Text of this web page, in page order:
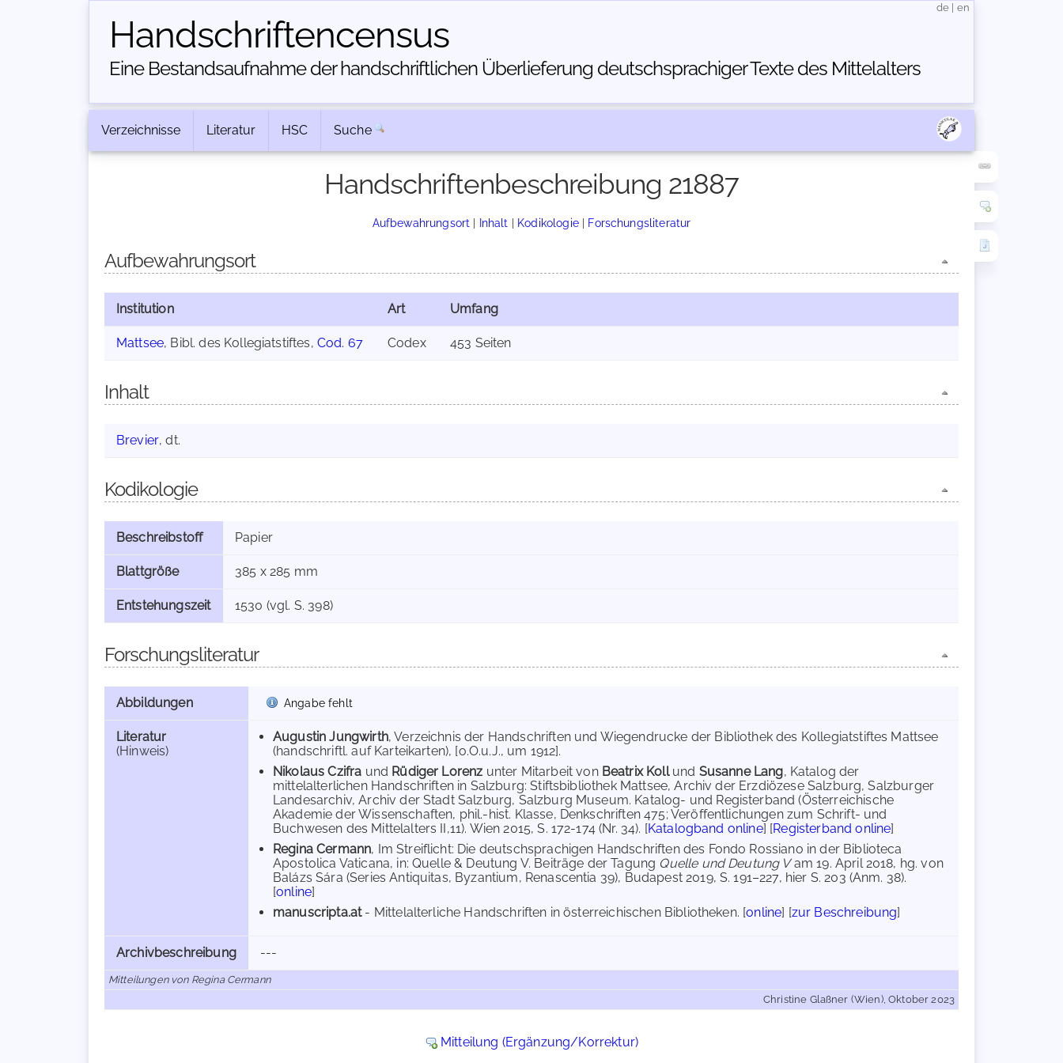
Handschriften­census
Eine Bestandsaufnahme der handschriftlichen Über­lieferung deutschsprachiger Texte des Mittelalters
de en
Verzeichnisse Literatur HSC Suche
Handschriftenbeschreibung 21887
Aufbewahrungsort | Inhalt | Kodikologie| Forschungsliteratur
Aufbewahrungsort
Institution Art Umfang
Mattsee, Bibl. des Kollegiatstiftes, Cod. 67 Codex 453 Seiten
Inhalt
Brevier, dt.
Kodikologie
Beschreibstoff Papier
Blattgröße 385 x 285 mm
Entstehungszeit 1530 (vgl. S. 398)
Forschungsliteratur
Abbildungen Angabe fehlt
Literatur
(Hinweis)
Augustin Jungwirth, Verzeichnis der Handschriften und Wiegendrucke der Bibliothek des Kollegiatstiftes Mattsee
(handschriftl. auf Karteikarten), [o.O.u.J., um 1912].
Nikolaus Czifra und Rüdiger Lorenz unter Mitarbeit von Beatrix Kollund Susanne Lang, Katalog der
mittelalterlichen Handschriften in Salzburg: Stiftsbibliothek Mattsee, Archiv der Erzdiözese Salzburg, Salzburger
Landesarchiv, Archiv der Stadt Salzburg, Salzburg Museum. Katalog- und Registerband (Österreichische
Akademie der Wissenschaften, phil.-hist. Klasse, Denkschriften 475; Veröffentlichungen zum Schrift- und
Buchwesen des Mittelalters II,11). Wien 2015, S. 172-174 (Nr. 34). [Katalogband online] [Registerband online]
Regina Cermann, Im Streiflicht: Die deutschsprachigen Handschriften des Fondo Rossiano in der Biblioteca
Apostolica Vaticana, in: Quelle & Deutung V. Beiträge der Tagung Quelle und Deutung Vam 19. April 2018, hg. von
Balázs Sára (Series Antiquitas, Byzantium, Renascentia 39), Budapest 2019, S. 191–227, hier S. 203 (Anm. 38).
[online]
manuscripta.at- Mittelalterliche Handschriften in österreichischen Bibliotheken. [online] [zur Beschreibung]
Archivbeschreibung ---
Mitteilungen von Regina Cermann
Christine Glaßner (Wien), Oktober 2023
Mitteilung (Ergänzung/Korrektur)